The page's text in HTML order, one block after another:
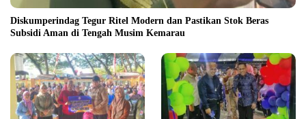
Diskumperindag Tegur Ritel Modern dan Pastikan Stok Beras
Subsidi Aman di Tengah Musim Kemarau